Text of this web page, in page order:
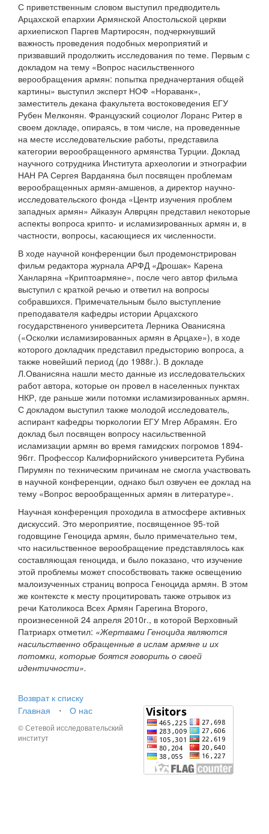
С приветственным словом выступил предводитель
Арцахской епархии Армянской Апостольской церкви
архиепископ Паргев Мартиросян, подчеркнувший
важность проведения подобных мероприятий и
призвавший продолжить исследования по теме. Первым с
докладом на тему «Вопрос насильственного
верообращения армян: попытка предначертания общей
картины» выступил эксперт НОФ «Нораванк»,
заместитель декана факультета востоковедения ЕГУ
Рубен Мелконян. Французский социолог Лоранс Ритер в
своем докладе, опираясь, в том числе, на проведенные
на месте исследовательские работы, представила
категории верообращенного армянства Турции. Доклад
научного сотрудника Института археологии и этнографии
НАН РА Сергея Варданяна был посвящен проблемам
верообращенных армян-амшенов, а директор научно-
исследовательского фонда «Центр изучения проблем
западных армян» Айказун Алврцян представил некоторые
аспекты вопроса крипто- и исламизированных армян и, в
частности, вопросы, касающиеся их численности.
В ходе научной конференции был продемонстрирован
фильм редактора журнала АРФД «Дрошак» Карена
Ханларяна «Криптоармяне», после чего автор фильма
выступил с краткой речью и ответил на вопросы
собравшихся. Примечательным было выступление
преподавателя кафедры истории Арцахского
государствненого университета Лерника Ованисяна
(«Осколки исламизированных армян в Арцахе»), в ходе
которого докладчик представил предысторию вопроса, а
также новейший период (до 1988г.). В докладе
Л.Ованисяна нашли место данные из исследовательских
работ автора, которые он провел в населенных пунктах
НКР, где раньше жили потомки исламизированных армян.
С докладом выступил также молодой исследователь,
аспирант кафедры тюркологии ЕГУ Мгер Абрамян. Его
доклад был посвящен вопросу насильственной
исламизации армян во время гамидских погромов 1894-
96гг. Профессор Калифорнийского университета Рубина
Пирумян по техническим причинам не смогла участвовать
в научной конференции, однако был озвучен ее доклад на
тему «Вопрос верообращенных армян в литературе».
Научная конференция проходила в атмосфере активных
дискуссий. Это мероприятие, посвященное 95-той
годовщине Геноцида армян, было примечательно тем,
что насильственное верообращение представлялось как
составляющая геноцида, и было показано, что изучение
этой проблемы может способствовать также освещению
малоизученных страниц вопроса Геноцида армян. В этом
же контексте к месту процитировать также отрывок из
речи Католикоса Всех Армян Гарегина Второго,
произнесенной 24 апреля 2010г., в которой Верховный
Патриарх отметил: «Жертвами Геноцида являются
насильственно обращенные в ислам армяне и их
потомки, которые боятся говорить о своей
идентичности».
Возврат к списку
Главная
⋅ О нас
© Сетевой исследовательский
институт